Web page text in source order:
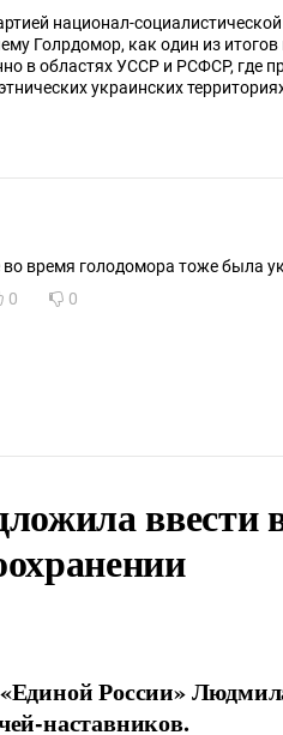
национал-социалистической
Голрдомор, как один из итогов
в областях УССР и РСФСР, где
украинских
во время голодомора тоже была
0 0
России»
наставников.